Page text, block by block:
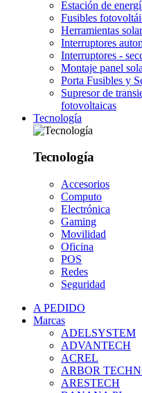
Estación de
Fusibles
Herramientas
Interruptores
Interruptores -
Montaje panel
Porta Fusibles y
Supresor de
fotovoltaicas
Tecnología
Tecnología
Accesorios
Computo
Electrónica
Gaming
Movilidad
Oficina
POS
Redes
Seguridad
A PEDIDO
Marcas
ADELSYSTEM
ADVANTECH
ACREL
ARBOR
ARESTECH